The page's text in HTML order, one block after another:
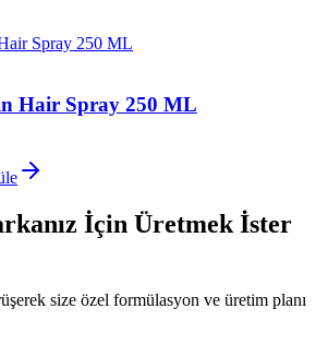
Hair Spray 250 ML
İçin Üretmek İster
size özel formülasyon ve üretim planı